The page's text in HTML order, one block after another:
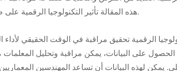
هذه المقالة تأثير التكنولوجيا الرقمية على صناعة مواد البناء المقاومة للماء.
على البيانات، يمكن مراقبة وتحليل المعلمات
يمكن لهذه البيانات أن تساعد المهندسين